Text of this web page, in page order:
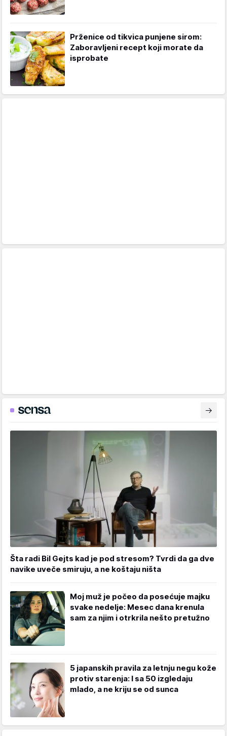
Prženice od tikvica punjene sirom:
Zaboravljeni recept koji morate da
isprobate
Šta radi Bil Gejts kad je pod stresom? Tvrdi da ga dve
navike uveče smiruju, a ne koštaju ništa
Moj muž je počeo da posećuje majku
svake nedelje: Mesec dana krenula
sam za njim i otrkrila nešto pretužno
5 japanskih pravila za letnju negu kože
protiv starenja: I sa 50 izgledaju
mlado, a ne kriju se od sunca